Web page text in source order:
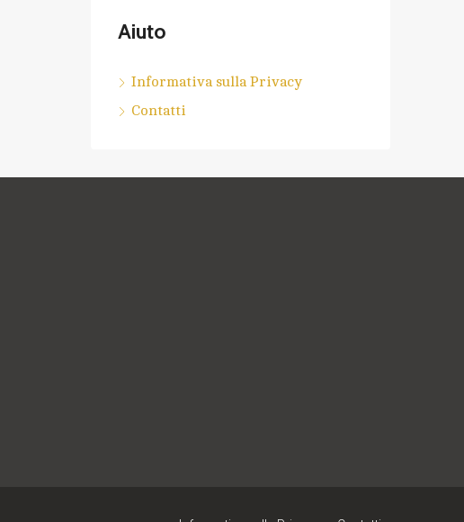
Aiuto
Informativa sulla Privacy
Contatti